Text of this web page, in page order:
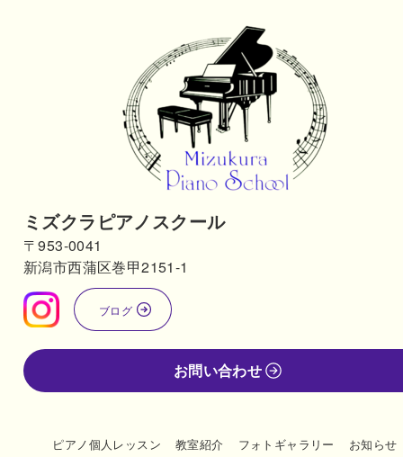
ミズクラピアノスクール
〒953-0041
新潟市西蒲区巻甲2151-1
ブログ
お問い合わせ
ピアノ個人レッスン 教室紹介 フォトギャラリー お知らせ